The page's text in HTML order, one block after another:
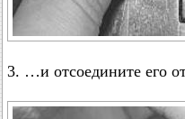
3. …и отсоедините его